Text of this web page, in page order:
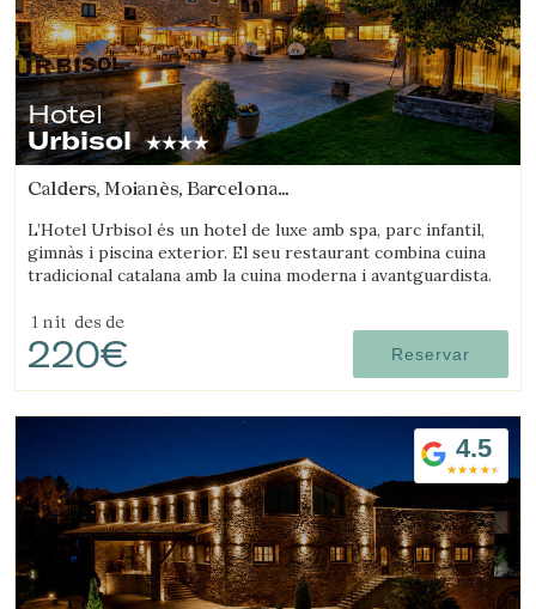
Gestionar la meva reserva
Verificar localitzador
Hotel
Urbisol
Calders, Moianès, Barcelona
L’Hotel Urbisol és un hotel de luxe amb spa, parc infantil,
gimnàs i piscina exterior. El seu restaurant combina cuina
tradicional catalana amb la cuina moderna i avantguardista.
1 nit des de
220€ Reservar
4.5